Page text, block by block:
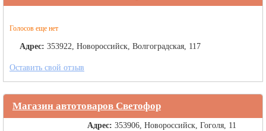
Голосов еще нет
Адрес: 353922, Новороссийск, Волгоградская, 117
Оставить свой отзыв
Магазин автотоваров Светофор
Адрес: 353906, Новороссийск, Гоголя, 11